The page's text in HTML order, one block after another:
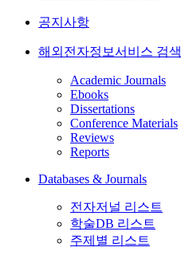
공지사항
해외전자정보서비스 검색
Academic Journals
Ebooks
Dissertations
Conference Materials
Reviews
Reports
Databases & Journals
전자저널 리스트
학술DB 리스트
주제별 리스트